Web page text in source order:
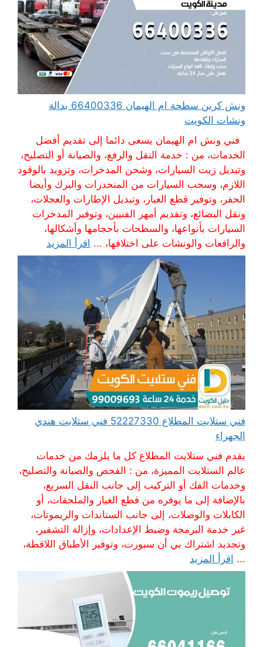
ونش كرين سطحة ام الهيمان 66400336 بدالة
ونشات الكويت
فني ونش ام الهيمان يسعى دائما إلى تقديم أفضل
الخدمات، من : خدمة النقل والرفع، والصيانة أو التصليح،
وتبديل زيت السيارات، وشحن المدخرات، وتزويد بالوقود
اللازم، وسحب السيارات من المنحدرات والبرك وأيضا
الحفر، وتوفير قطع الغيار، وتبديل الإطارات والعجلات،
ونقل البضائع، وتقديم أمهر الفنيين، وتوفير المدخرات
السيارات بأنواعها، والسطحات بأحجامها وأشكالها،
والرافعات والونشات على اختلافها، ... اقرأ المزيد
فني ستلايت المطلاع 52227330 فني ستلايت هندي
الجهراء
يقدم فني ستلايت المطلاع كل ما يلزمك من خدمات
عالم الستلايت المميزة، من : الفحص والصيانة والتصليح،
وخدمات الفك أو التركيب إلى جانب النقل السريع،
بالإضافة إلى ما يوفره من قطع الغيار والملحقات، أو
الكابلات والوصلات، إلى جانب الستاندات والريموتات،
غير خدمة البرمجة وضبط الإعدادات، وإزالة التشفير،
وتجديد اشتراك بي أن سبورت، وتوفير الأطباق اللاقطة،
... اقرأ المزيد